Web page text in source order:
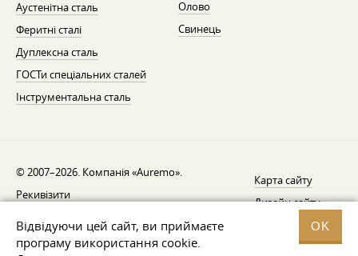
Відвідуючи цей сайт, ви приймаєте
програму використання cookie.
OK
Аустенітна сталь
Феритні сталі
Дуплексна сталь
ГОСТи спеціальних сталей
Інструментальна сталь
Олово
Свинець
© 2007–2026. Компанія «Auremo».
Рекивізити
Повідомлення про відкликання
Карта сайту
Дизайн сайту —